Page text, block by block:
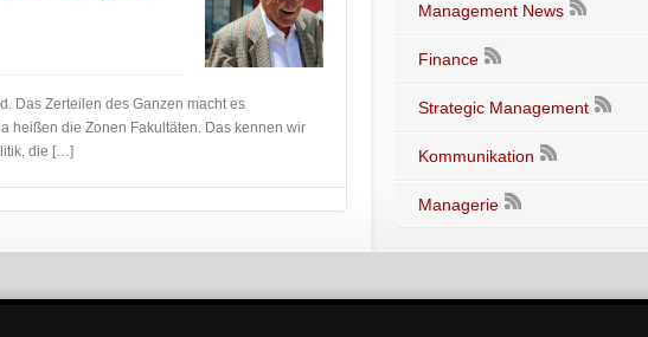
Das Zerteilen des Ganzen macht es
heißen die Zonen Fakultäten. Das kennen wir
die […]
Management News
Finance
Strategic Management
Kommunikation
Managerie